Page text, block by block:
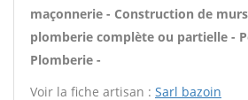
maçonnerie - Construction de
plomberie complète ou partielle -
Plomberie -
Voir la fiche artisan : Sarl bazoin